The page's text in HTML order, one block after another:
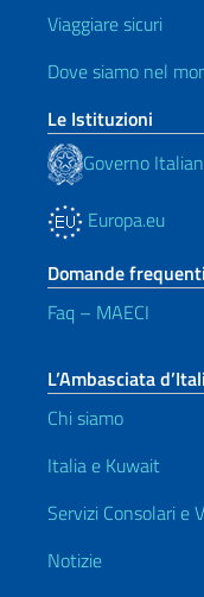
Viaggiare sicuri
Dove siamo nel
Le Istituzioni
Governo
Europa.eu
Domande frequenti
Faq – MAECI
L’Ambasciata
Chi siamo
Italia e Kuwait
Servizi Consolari e
Notizie